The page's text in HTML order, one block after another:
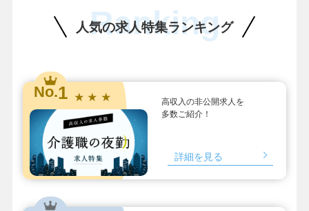
人気の求人特集ランキング
Ranking
No.1 ★ ★ ★
高収入の非公開求人を
多数ご紹介！
詳細を見る